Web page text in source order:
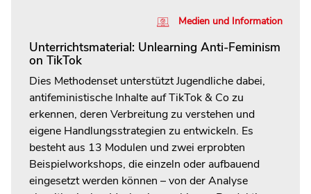
Medien und Information
Unterrichtsmaterial: Unlearning Anti-Feminism
on TikTok
Dies Methodenset unterstützt Jugendliche dabei,
antifeministische Inhalte auf TikTok & Co zu
erkennen, deren Verbreitung zu verstehen und
eigene Handlungsstrategien zu entwickeln. Es
besteht aus 13 Modulen und zwei erprobten
Beispielworkshops, die einzeln oder aufbauend
eingesetzt werden können – von der Analyse